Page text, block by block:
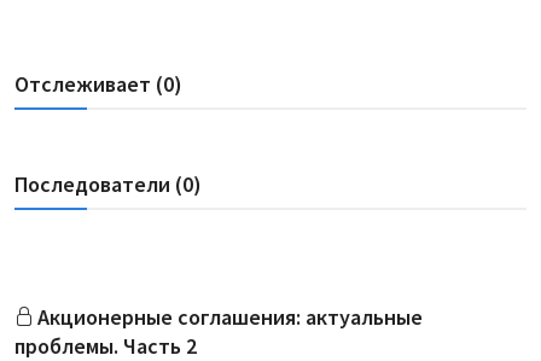
Отслеживает (0)
Последователи (0)
Акционерные соглашения: актуальные
проблемы. Часть 2